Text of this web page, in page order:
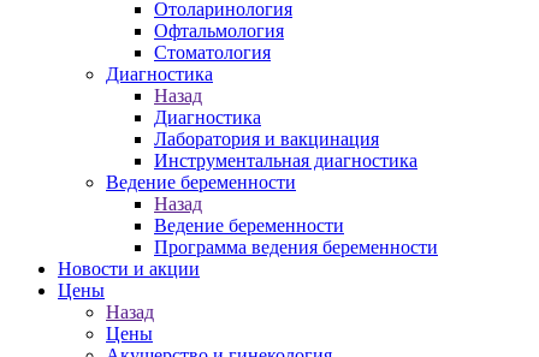
Отоларинология
Офтальмология
Стоматология
Диагностика
Назад
Диагностика
Лаборатория и вакцинация
Инструментальная диагностика
Ведение беременности
Назад
Ведение беременности
Программа ведения беременности
Новости и акции
Цены
Назад
Цены